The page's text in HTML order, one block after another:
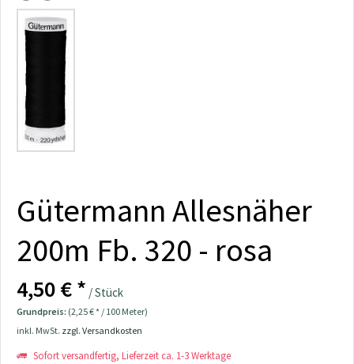
Gütermann Allesnäher
200m Fb. 320 - rosa
4,50 € * / Stück
Grundpreis: (2,25 € * / 100 Meter)
inkl. MwSt. zzgl. Versandkosten
Sofort versandfertig, Lieferzeit ca. 1-3 Werktage